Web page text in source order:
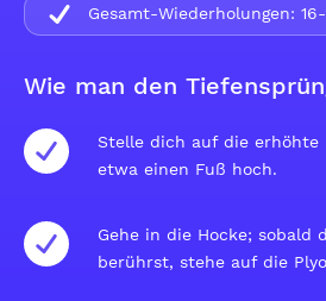
Wie man den
Stelle dich auf die erhöhte
etwa einen Fuß hoch.
Gehe in die Hocke; sobald
berührst, stehe auf die
Gesamt-Wiederholungen: